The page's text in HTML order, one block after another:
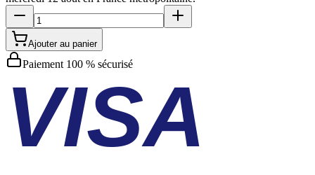
Ajouter au panier
Paiement 100 % sécurisé
VISA